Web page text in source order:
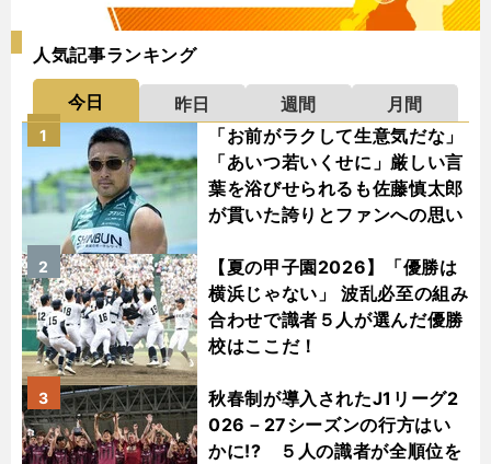
人気記事ランキング
今日 昨日 週間
月間
「お前がラクして生意気だな」
「あいつ若いくせに」厳しい言
葉を浴びせられるも佐藤慎太郎
が貫いた誇りとファンへの思い
1
【夏の甲子園2026】「優勝は
横浜じゃない」 波乱必至の組み
合わせで識者５人が選んだ優勝
校はここだ！
2
秋春制が導入されたJ1リーグ2
026－27シーズンの行方はい
かに!? ５人の識者が全順位を
3